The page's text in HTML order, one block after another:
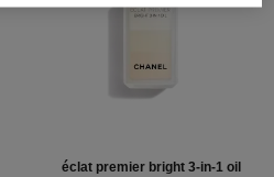
éclat premier bright 3-in-1 oil